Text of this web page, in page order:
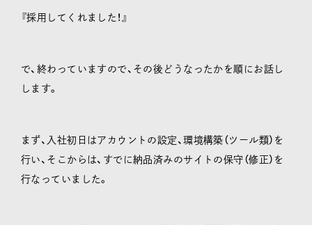
『採用してくれました！』
で、終わっていますので、その後どうなったかを順にお話し
します。
まず、入社初日はアカウントの設定、環境構築（ツール類）を
行い、そこからは、すでに納品済みのサイトの保守（修正）を
行なっていました。